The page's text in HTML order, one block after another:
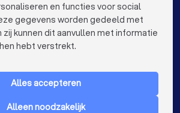
Coaches in Dendermonde
Coaches in Turnhout
Coaches in Brasschaat
Coaches in de buurt
keyboard_arrow_down
en functies voor social
gegevens worden gedeeld met
kunnen dit aanvullen met informatie
hebt verstrekt.
Alles accepteren
Alleen noodzakelijk